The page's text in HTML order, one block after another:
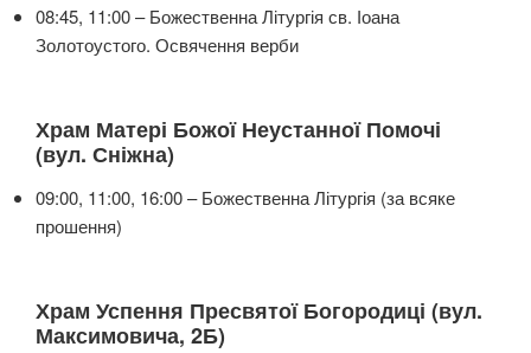
08:45, 11:00 – Божественна Літургія св. Іоана
Золотоустого. Освячення верби
Храм Матері Божої Неустанної Помочі
(вул. Сніжна)
09:00, 11:00, 16:00 – Божественна Літургія (за всяке
прошення)
Храм Успення Пресвятої Богородиці (вул.
Максимовича, 2Б)